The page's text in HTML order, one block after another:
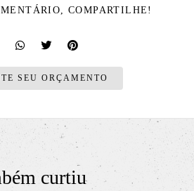
COMPARTILHE!
SEU ORÇAMENTO
curtiu